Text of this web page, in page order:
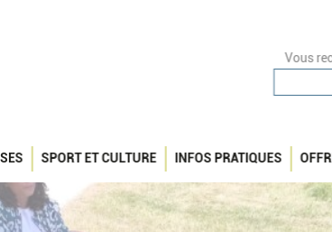
Vous
SPORT ET CULTURE INFOS PRATIQUES